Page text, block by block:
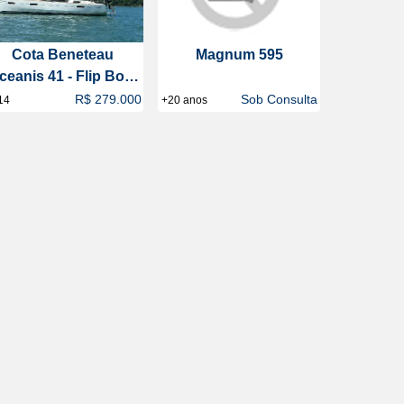
Cota Beneteau
41 - Flip Boat
ClubR$ 279.000
Magnum 595
+20 anos Sob Consulta